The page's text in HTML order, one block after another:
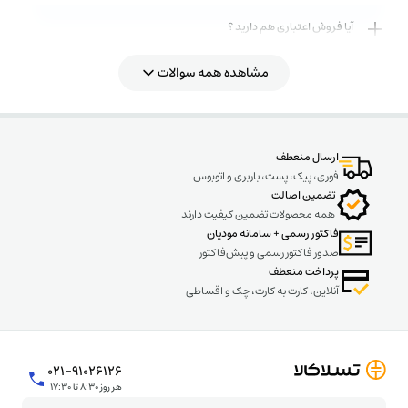
آیا فروش اعتباری هم دارید ؟
روش های ارسال کالا به چه صورت میباشد ؟
مشاهده همه سوالات
ارسال منعطف
فوری، پیک، پست، باربری و اتوبوس
تضمین اصالت
همه محصولات تضمین کیفیت دارند
فاکتور رسمی + سامانه مودیان
صدور فاکتور رسمی و پیش‌فاکتور
پرداخت منعطف
آنلاین، کارت به کارت، چک و اقساطی
۰۲۱-۹۱۰۲۶۱۲۶
هر روز ۸:۳۰ تا ۱۷:۳۰